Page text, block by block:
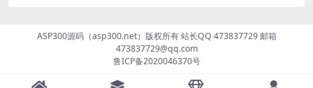
ASP300源码（asp300.net）版权所有 站长QQ 473837729 邮箱
473837729@qq.com
鲁ICP备2020046370号